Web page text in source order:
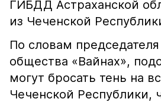
ГИБДД Астраханской
из Чеченской
По словам
общества «Вайнах»,
могут бросать тень на
Чеченской Республики,